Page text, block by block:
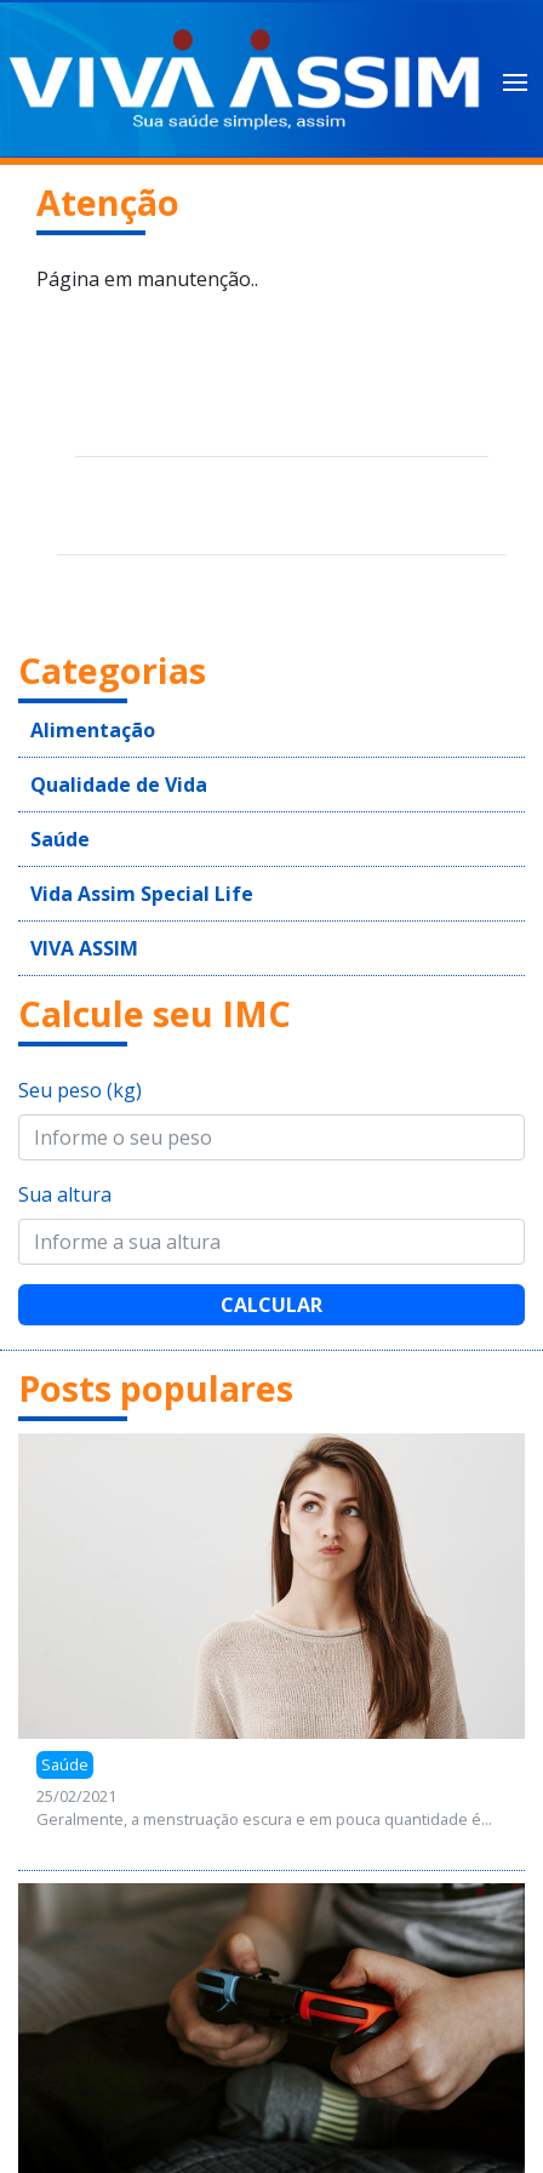
Atenção
Página em manutenção..
Categorias
Alimentação
Qualidade de Vida
Saúde
Vida Assim Special Life
VIVA ASSIM
Calcule seu IMC
Seu peso (kg)
Sua altura
CALCULAR
Posts populares
Saúde
25/02/2021
Geralmente, a menstruação escura e em pouca quantidade é...